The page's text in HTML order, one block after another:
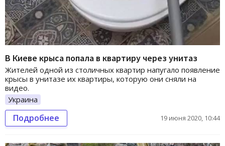
В Киеве крыса попала в квартиру через унитаз
Жителей одной из столичных квартир напугало появление
крысы в унитазе их квартиры, которую они сняли на
видео.
Украина
Подробнее 19 июня 2020, 10:44